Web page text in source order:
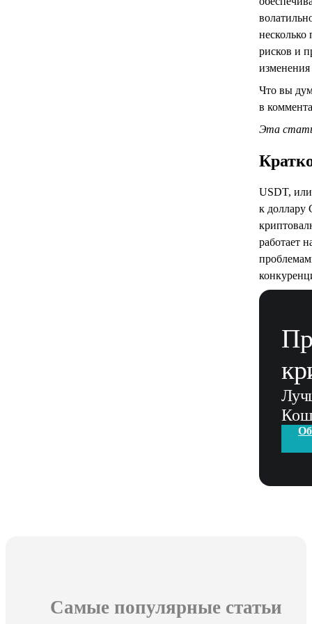
несколько
рисков и
Что вы
в
Эта
USDT, или
к
работает
Самые популярные статьи